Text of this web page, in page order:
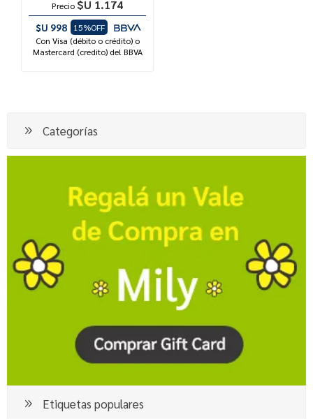
Precio $U 1.174
$U 998
15%OFF
Con Visa (débito o crédito) o
Mastercard (credito) del BBVA
Categorías
Etiquetas populares